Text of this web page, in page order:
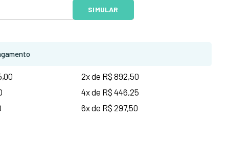
2x de R$ 892,50
4x de R$ 446,25
6x de R$ 297,50